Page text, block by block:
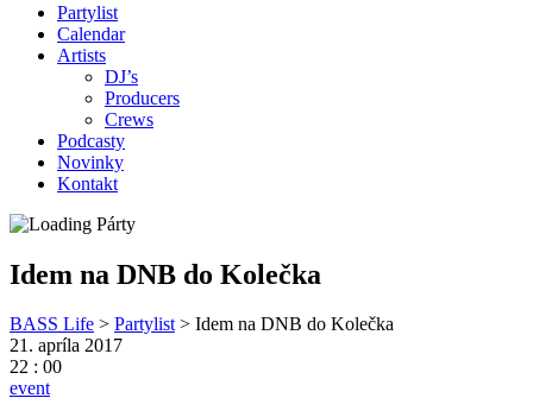
Partylist
Calendar
Artists
DJ’s
Producers
Crews
Podcasty
Novinky
Kontakt
Idem na DNB do Kolečka
BASS Life > Partylist> Idem na DNB do Kolečka
21. apríla 2017
22 : 00
event